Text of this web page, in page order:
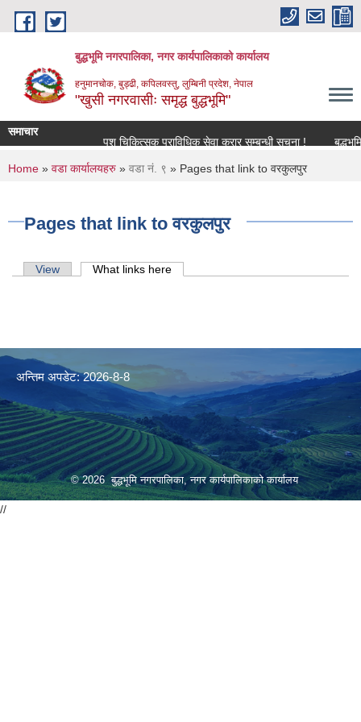
Skip to main content
बुद्धभूमि नगरपालिका, नगर कार्यपालिकाको कार्यालय
हनुमानचोक, बुड्ढी, कपिलवस्तु, लुम्बिनी प्रदेश, नेपाल
"खुसी नगरवासीः समृद्ध बुद्धभूमि"
समाचार
पशु चिकित्सक प्राविधिक सेवा करार सम्बन्धी सूचना !
You are here
Home » वडा कार्यालयहरु » वडा नं. ९ » Pages that link to वरकुलपुर
Pages that link to वरकुलपुर
Primary tabs
View What links here
अन्तिम अपडेट: 2026-8-8
© 2026 बुद्धभूमि नगरपालिका, नगर कार्यपालिकाको कार्यालय
//